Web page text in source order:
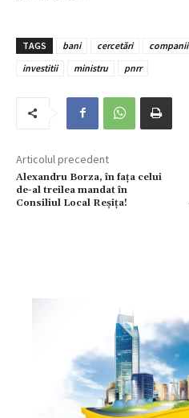
TAGS bani cercetări companii
investitii
ministru pnrr
Articolul precedent
Alexandru Borza, în fața celui
de-al treilea mandat în
Consiliul Local Reșița!